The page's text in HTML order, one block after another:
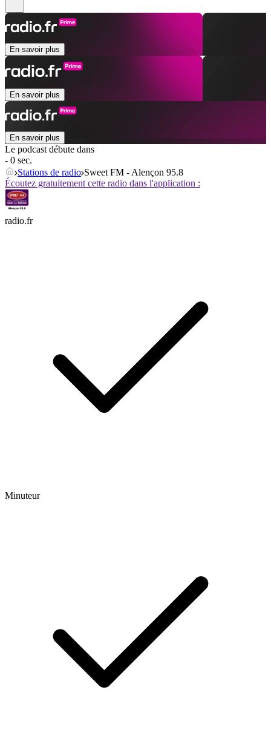
En savoir plus
En savoir plus
En savoir plus
Le podcast débute dans
- 0 sec.
Stations de radio Sweet FM - Alençon 95.8
Écoutez gratuitement cette radio dans l'application :
radio.fr
Minuteur